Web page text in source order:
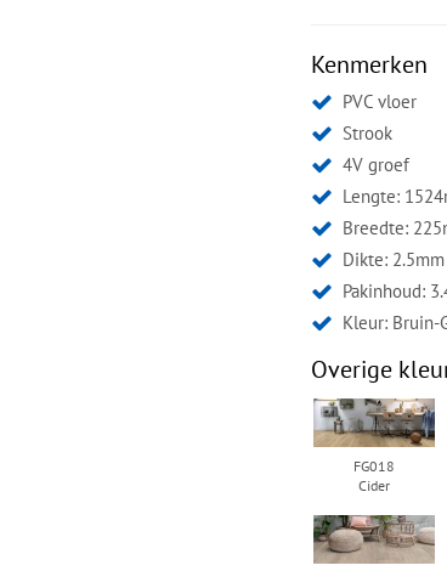
Kenmerken
PVC vloer
Strook
4V groef
Lengte:
Breedte:
Dikte: 2.5mm
Pakinhoud:
Kleur: Bruin-
Overige
FG018
Cider